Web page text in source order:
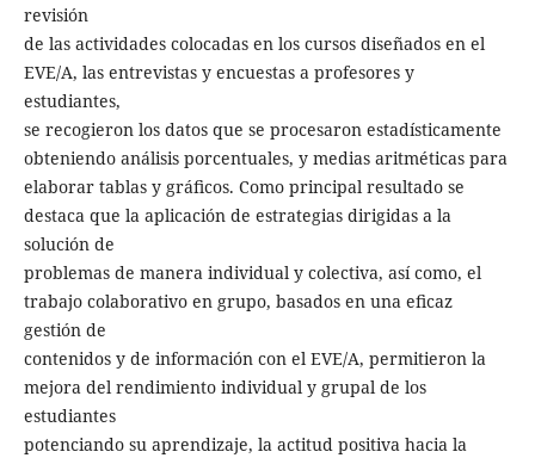
revisión
de las actividades colocadas en los cursos diseñados en el
EVE/A, las entrevistas y encuestas a profesores y
estudiantes,
se recogieron los datos que se procesaron estadísticamente
obteniendo análisis porcentuales, y medias aritméticas para
elaborar tablas y gráﬁcos. Como principal resultado se
destaca que la aplicación de estrategias dirigidas a la
solución de
problemas de manera individual y colectiva, así como, el
trabajo colaborativo en grupo, basados en una eﬁcaz
gestión de
contenidos y de información con el EVE/A, permitieron la
mejora del rendimiento individual y grupal de los
estudiantes
potenciando su aprendizaje, la actitud positiva hacia la